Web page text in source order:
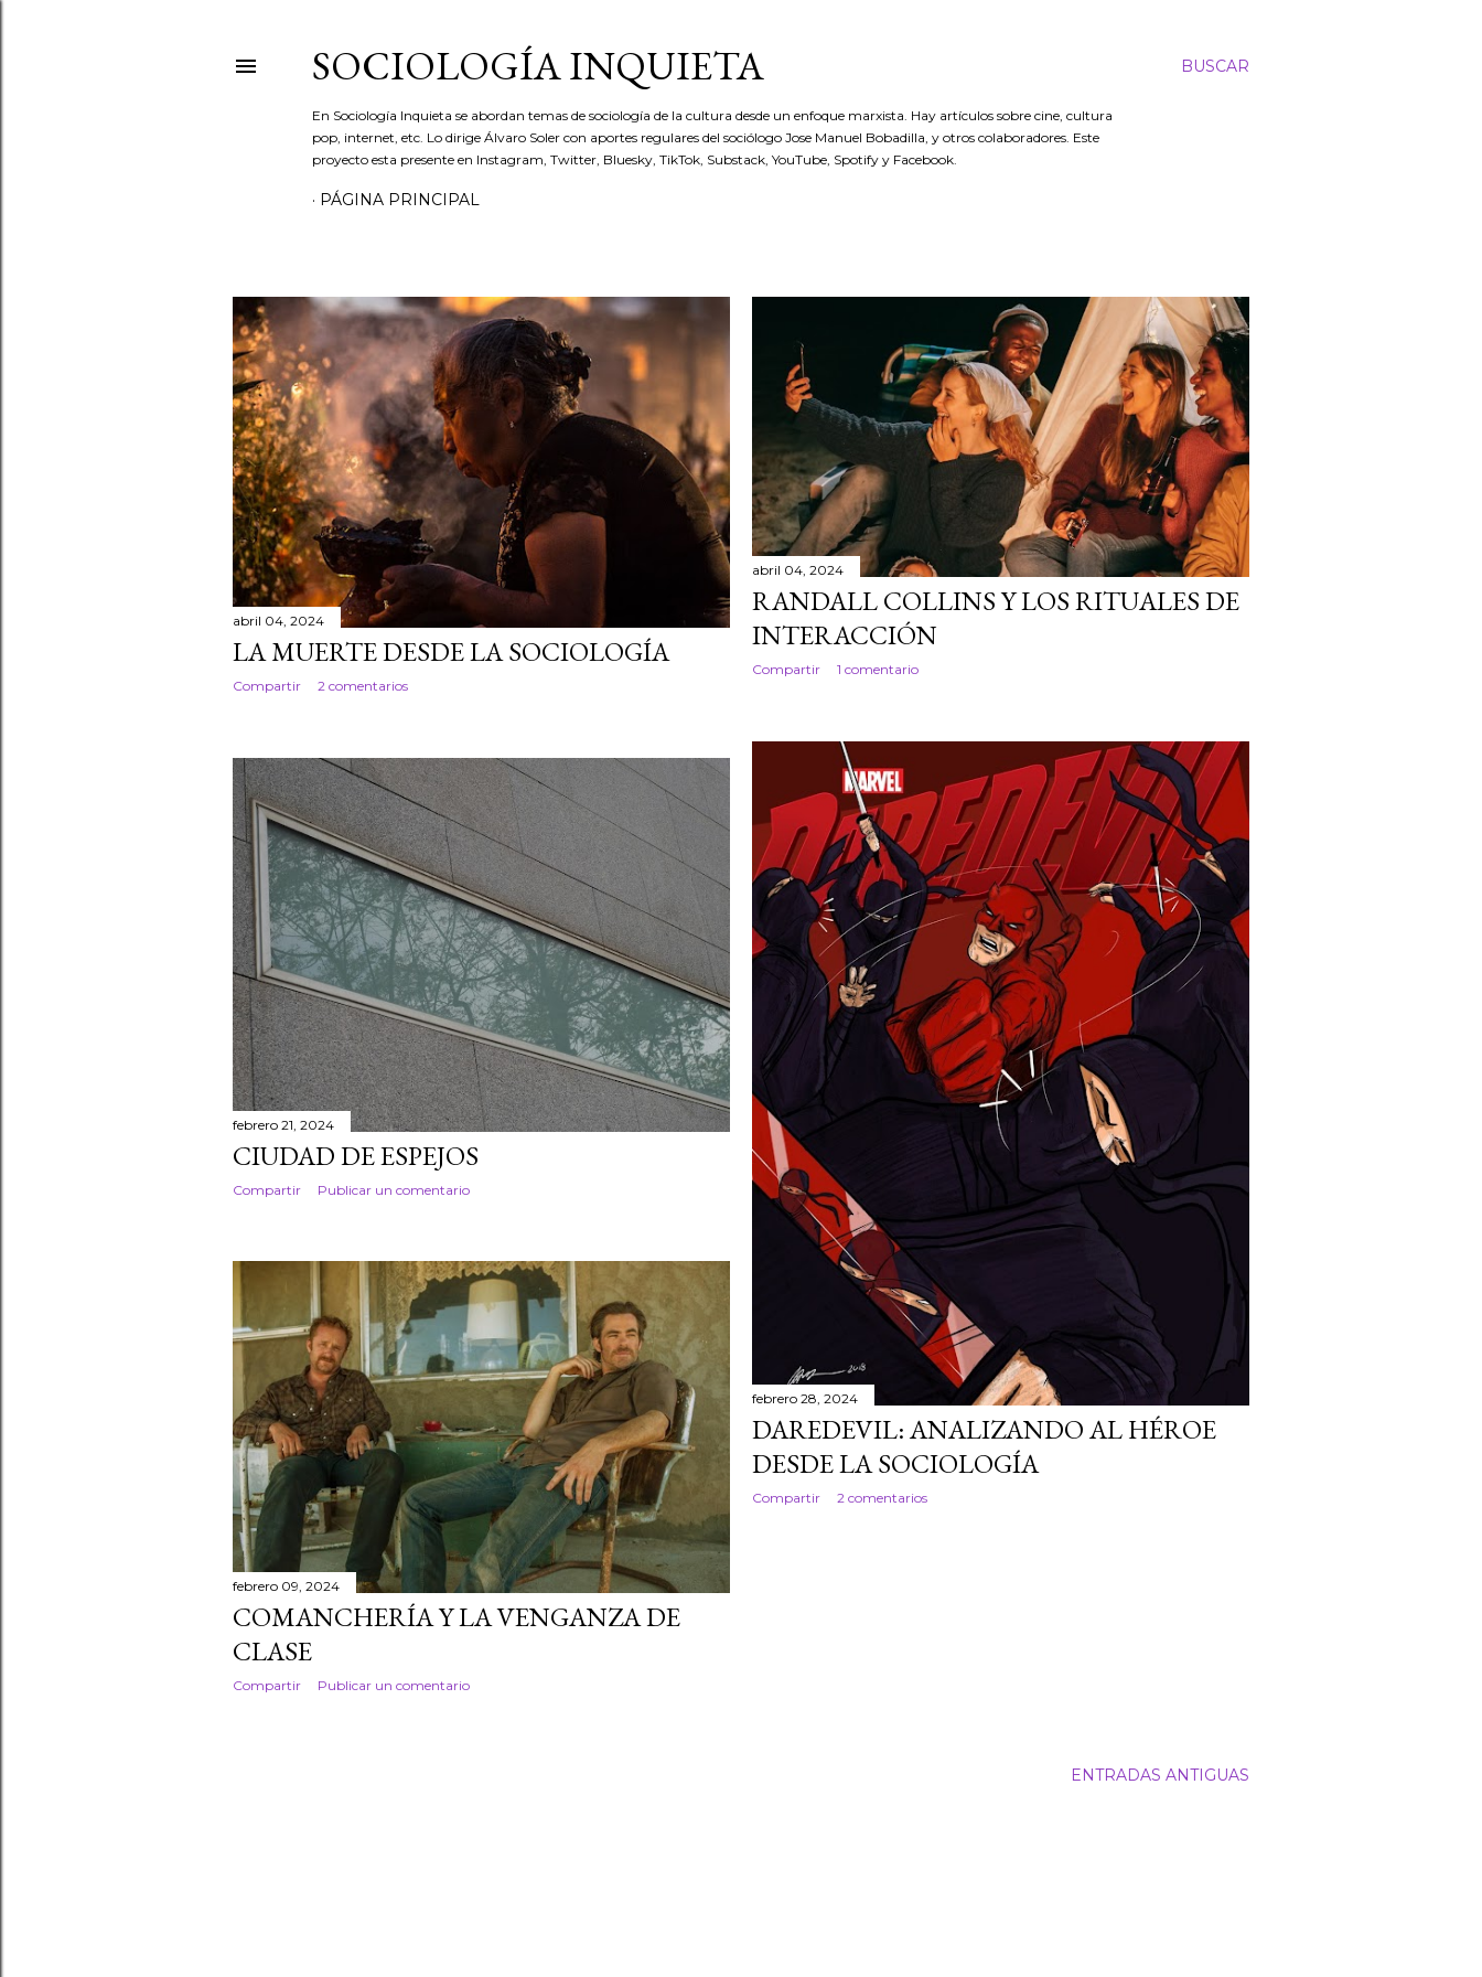
BUSCAR
SOCIOLOGÍA INQUIETA
En Sociología Inquieta se abordan temas de sociología de la cultura desde un enfoque marxista. Hay artículos sobre cine, cultura
pop, internet, etc. Lo dirige Álvaro Soler con aportes regulares del sociólogo Jose Manuel Bobadilla, y otros colaboradores. Este
proyecto esta presente en Instagram, Twitter, Bluesky, TikTok, Substack, YouTube, Spotify y Facebook.
PÁGINA PRINCIPAL
E
n
t
r
a
d
a
s
abril 04, 2024
LA MUERTE DESDE LA SOCIOLOGÍA
Compartir 2 comentarios
abril 04, 2024
RANDALL COLLINS Y LOS RITUALES DE
INTERACCIÓN
Compartir 1 comentario
febrero 28, 2024
DAREDEVIL: ANALIZANDO AL HÉROE
DESDE LA SOCIOLOGÍA
Compartir 2 comentarios
febrero 21, 2024
CIUDAD DE ESPEJOS
Compartir Publicar un comentario
febrero 09, 2024
COMANCHERÍA Y LA VENGANZA DE
CLASE
Compartir Publicar un comentario
ENTRADAS ANTIGUAS